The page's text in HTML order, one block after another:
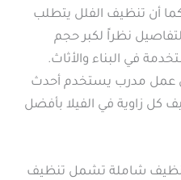
أن تنظيف الفلل يتطلب
نظراً لكبر حجم
في البناء والأثاث.
عمل مدرب يستخدم أحدث
زاوية في الفيلا بأفضل
شاملة تشمل تنظيف